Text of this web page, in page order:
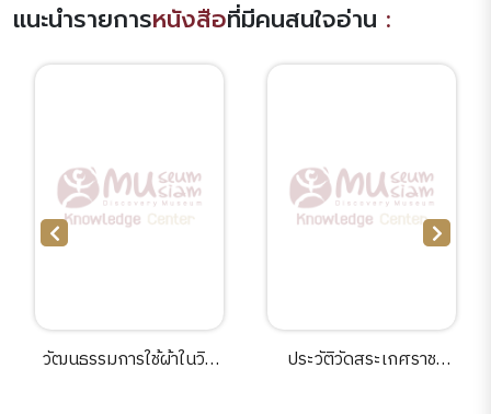
แนะนำรายการหนังสือที่มีคนสนใจอ่าน :
วัฒนธรรมการใช้ผ้าในวิถี
ประวัติวัดสระเกศราช